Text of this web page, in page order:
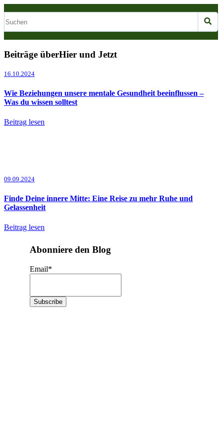
Beiträge überHier und Jetzt
16.10.2024
Wie Beziehungen unsere mentale Gesundheit beeinflussen –
Was du wissen solltest
Beitrag lesen
09.09.2024
Finde Deine innere Mitte: Eine Reise zu mehr Ruhe und
Gelassenheit
Beitrag lesen
Abonniere den Blog
Email*